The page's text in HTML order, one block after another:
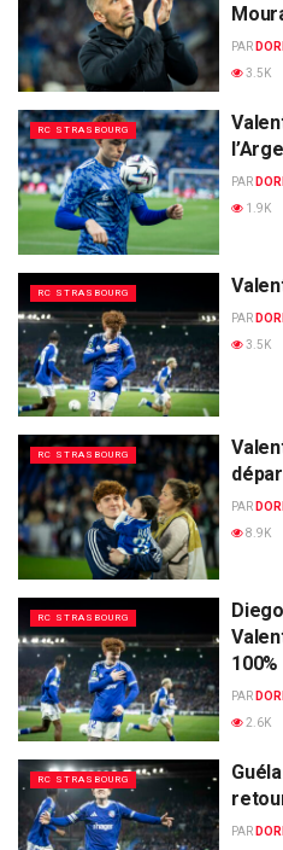
PAR
3.5K
RC STRASBOURG
PAR
1.9K
RC STRASBOURG
PAR
3.5K
RC STRASBOURG
PAR
8.9K
RC STRASBOURG
100%
PAR
2.6K
RC STRASBOURG
PAR